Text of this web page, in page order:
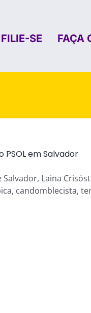
FILIE-SE FAÇA
em Salvador
Laina
candomblecista,